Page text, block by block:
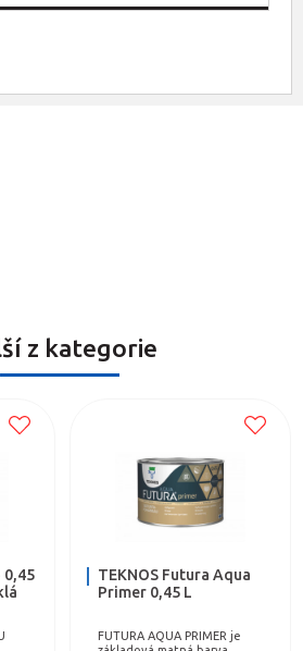
z kategorie
0,45
TEKNOS Futura Aqua
Primer 0,45 L
FUTURA AQUA PRIMER je